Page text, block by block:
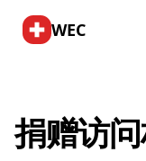
WEC
捐赠访问